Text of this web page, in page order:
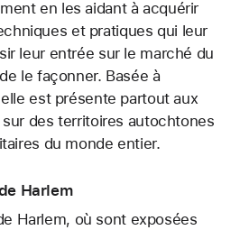
en les aidant à acquérir
et pratiques qui leur
leur entrée sur le marché du
le façonner. Basée à
est présente partout aux
des territoires autochtones
du monde entier.
Harlem
Harlem, où sont exposées